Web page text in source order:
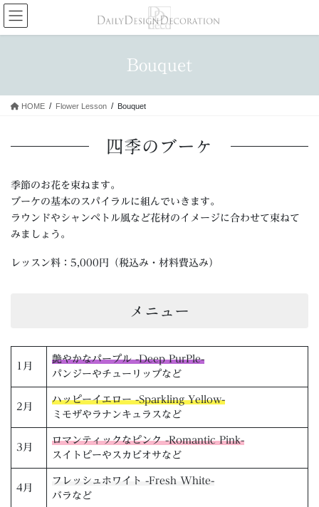
コ
ン
テ
ス
ナ
ビ
ゲ
ン
Bouquet
HOME Flower Lesson Bouquet
四季のブーケ
季節のお花を束ねます。
ブーケの基本のスパイラルに組んでいきます。
ラウンドやシャンペトル風など花材のイメージに合わせて束ねて
みましょう。
レッスン料：5,000円（税込み・材料費込み）
メニュー
1月
艶やかなパープル -Deep PurPle-
パンジーやチューリップなど
2月
ハッピーイエロー -Sparkling Yellow-
ミモザやラナンキュラスなど
3月
ロマンティックなピンク -Romantic Pink-
スイトピーやスカビオサなど
4月
フレッシュホワイト -Fresh White-
バラなど